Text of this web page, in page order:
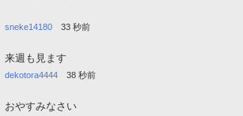
sneke14180 33 秒前
来週も見ます
dekotora4444 38 秒前
おやすみなさい